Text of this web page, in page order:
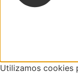
Utilizamos cookies